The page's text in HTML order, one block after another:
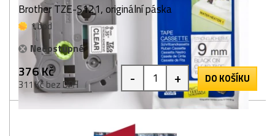
Brother TZE-S121, originální páska
1 bod
Nedostupné
376 Kč
311 Kč bez DPH - + DO KOŠÍKU